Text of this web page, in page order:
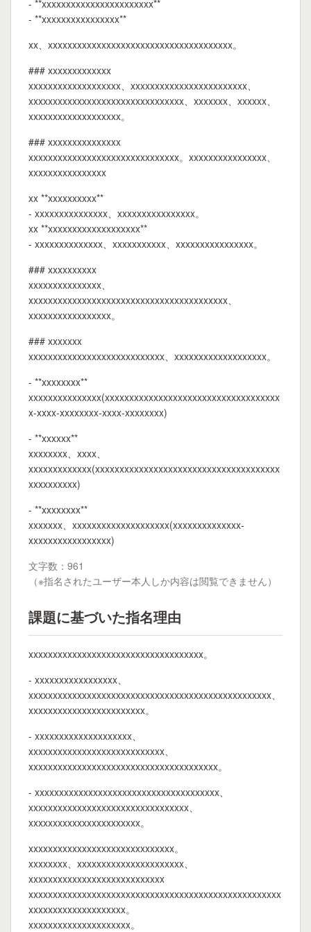
- **xxxxxxxxxxxxxxxxxxxxxxx**
- **xxxxxxxxxxxxxxxx**
xx、xxxxxxxxxxxxxxxxxxxxxxxxxxxxxxxxxxxxxx。
### xxxxxxxxxxxxx
xxxxxxxxxxxxxxxxxxx、xxxxxxxxxxxxxxxxxxxxxxxx、
xxxxxxxxxxxxxxxxxxxxxxxxxxxxxxxx、xxxxxxx、xxxxxx、
xxxxxxxxxxxxxxxxxxx。
### xxxxxxxxxxxxxxx
xxxxxxxxxxxxxxxxxxxxxxxxxxxxxxx。xxxxxxxxxxxxxxxx、
xxxxxxxxxxxxxxxx
xx **xxxxxxxxxx**
- xxxxxxxxxxxxxxx、xxxxxxxxxxxxxxxx。
xx **xxxxxxxxxxxxxxxxxxx**
- xxxxxxxxxxxxxx、xxxxxxxxxxx、xxxxxxxxxxxxxxxx。
### xxxxxxxxxx
xxxxxxxxxxxxxxx、
xxxxxxxxxxxxxxxxxxxxxxxxxxxxxxxxxxxxxxxxx、
xxxxxxxxxxxxxxxxx。
### xxxxxxx
xxxxxxxxxxxxxxxxxxxxxxxxxxxx、xxxxxxxxxxxxxxxxxxx。
- **xxxxxxxx**
xxxxxxxxxxxxxxx(xxxxxxxxxxxxxxxxxxxxxxxxxxxxxxxxxxxx
x-xxxx-xxxxxxxx-xxxx-xxxxxxxx)
- **xxxxxx**
xxxxxxxx、xxxx、
xxxxxxxxxxxxx(xxxxxxxxxxxxxxxxxxxxxxxxxxxxxxxxxxxxxx
xxxxxxxxxx)
- **xxxxxxxx**
xxxxxxx、xxxxxxxxxxxxxxxxxxxx(xxxxxxxxxxxxxx-
xxxxxxxxxxxxxxxxx)
文字数：961
（※指名されたユーザー本人しか内容は閲覧できません）
課題に基づいた指名理由
xxxxxxxxxxxxxxxxxxxxxxxxxxxxxxxxxxxx。
- xxxxxxxxxxxxxxxxx、
xxxxxxxxxxxxxxxxxxxxxxxxxxxxxxxxxxxxxxxxxxxxxxxxxx、
xxxxxxxxxxxxxxxxxxxxxxxx。
- xxxxxxxxxxxxxxxxxxxx、
xxxxxxxxxxxxxxxxxxxxxxxxxxxx、
xxxxxxxxxxxxxxxxxxxxxxxxxxxxxxxxxxxxxxx。
- xxxxxxxxxxxxxxxxxxxxxxxxxxxxxxxxxxxxxx、
xxxxxxxxxxxxxxxxxxxxxxxxxxxxxxxxx、
xxxxxxxxxxxxxxxxxxxxxxx。
xxxxxxxxxxxxxxxxxxxxxxxxxxxxxx。
xxxxxxxx、xxxxxxxxxxxxxxxxxxxxxx、
xxxxxxxxxxxxxxxxxxxxxxxxxxxx
xxxxxxxxxxxxxxxxxxxxxxxxxxxxxxxxxxxxxxxxxxxxxxxxxxxx
xxxxxxxxxxxxxxxxxxxx。
xxxxxxxxxxxxxxxxxxxxx。